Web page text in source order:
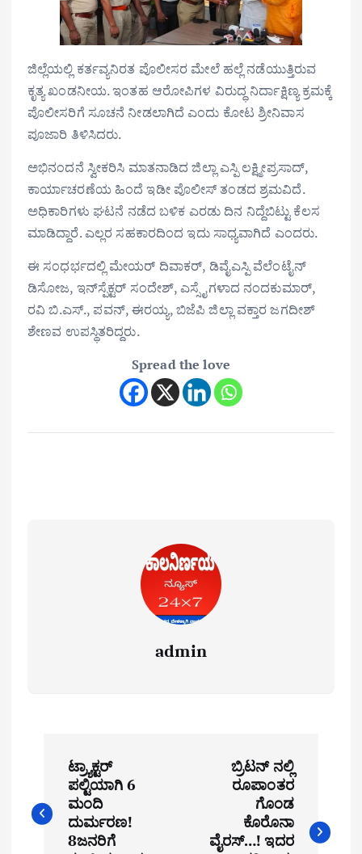
ಜಿಲ್ಲೆಯಲ್ಲಿ ಕರ್ತವ್ಯನಿರತ ಪೊಲೀಸರ ಮೇಲೆ ಹಲ್ಲೆ ನಡೆಯುತ್ತಿರುವ
ಕೃತ್ಯ ಖಂಡನೀಯ. ಇಂತಹ ಆರೋಪಿಗಳ ವಿರುದ್ಧ ನಿರ್ದಾಕ್ಷಿಣ್ಯ ಕ್ರಮಕ್ಕೆ
ಪೊಲೀಸರಿಗೆ ಸೂಚನೆ ನೀಡಲಾಗಿದೆ ಎಂದು ಕೋಟ ಶ್ರೀನಿವಾಸ
ಪೂಜಾರಿ ತಿಳಿಸಿದರು.
ಅಭಿನಂದನೆ ಸ್ವೀಕರಿಸಿ ಮಾತನಾಡಿದ ಜಿಲ್ಲಾ ಎಸ್ಪಿ ಲಕ್ಷ್ಮೀಪ್ರಸಾದ್,
ಕಾರ್ಯಾಚರಣೆಯ ಹಿಂದೆ ಇಡೀ ಪೊಲೀಸ್ ತಂಡದ ಶ್ರಮವಿದೆ.
ಅಧಿಕಾರಿಗಳು ಘಟನೆ ನಡೆದ ಬಳಿಕ ಎರಡು ದಿನ ನಿದ್ದೆಬಿಟ್ಟು ಕೆಲಸ
ಮಾಡಿದ್ದಾರೆ. ಎಲ್ಲರ ಸಹಕಾರದಿಂದ ಇದು ಸಾಧ್ಯವಾಗಿದೆ ಎಂದರು.
ಈ ಸಂಧರ್ಭದಲ್ಲಿ ಮೇಯರ್ ದಿವಾಕರ್, ಡಿವೈಎಸ್ಪಿ ವೆಲೆಂಟೈನ್
ಡಿಸೋಜ, ಇನ್‌ಸ್ಪೆಕ್ಟರ್ ಸಂದೇಶ್, ಎಸ್ಸೈಗಳಾದ ನಂದಕುಮಾರ್,
ರವಿ ಬಿ.ಎಸ್., ಪವನ್, ಈರಯ್ಯ, ಬಿಜೆಪಿ ಜಿಲ್ಲಾ ವಕ್ತಾರ ಜಗದೀಶ್
ಶೇಣವ ಉಪಸ್ಥಿತರಿದ್ದರು.
Spread the love
admin
s
ಟ್ರ್ಯಾಕ್ಟರ್
ಪಲ್ಟಿಯಾಗಿ 6
ಮಂದಿ
ದುರ್ಮರಣ!
8ಜನರಿಗೆ
ಬ್ರಿಟನ್ ನಲ್ಲಿ
ರೂಪಾಂತರ
ಗೊಂಡ
ಕೊರೊನಾ
ವೈರಸ್…! ಇದರ